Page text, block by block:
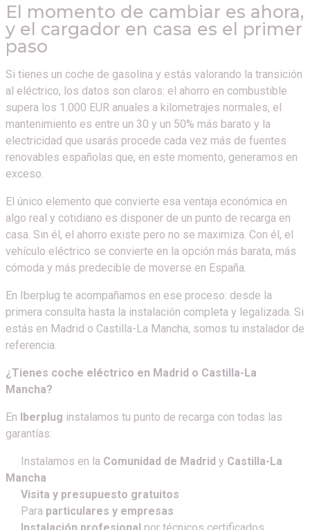
El momento de cambiar es ahora,
y el cargador en casa es el primer
paso
Si tienes un coche de gasolina y estás valorando la transición
al eléctrico, los datos son claros: el ahorro en combustible
supera los 1.000 EUR anuales a kilometrajes normales, el
mantenimiento es entre un 30 y un 50% más barato y la
electricidad que usarás procede cada vez más de fuentes
renovables españolas que, en este momento, generamos en
exceso.
El único elemento que convierte esa ventaja económica en
algo real y cotidiano es disponer de un punto de recarga en
casa. Sin él, el ahorro existe pero no se maximiza. Con él, el
vehículo eléctrico se convierte en la opción más barata, más
cómoda y más predecible de moverse en España.
En Iberplug te acompañamos en ese proceso: desde la
primera consulta hasta la instalación completa y legalizada. Si
estás en Madrid o Castilla-La Mancha, somos tu instalador de
referencia.
¿Tienes coche eléctrico en Madrid o Castilla-La
Mancha?
En Iberplug instalamos tu punto de recarga con todas las
garantías:
Instalamos en la Comunidad de Madrid y Castilla-La
Mancha
Visita y presupuesto gratuitos
Para particulares y empresas